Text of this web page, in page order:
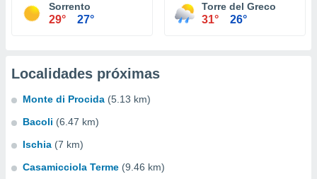
Sorrento
29° 27°
Torre del Greco
31° 26°
Localidades próximas
Monte di Procida (5.13 km)
Bacoli (6.47 km)
Ischia (7 km)
Casamicciola Terme (9.46 km)